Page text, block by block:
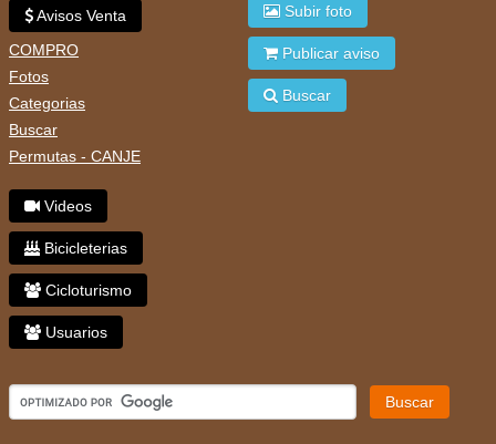
Avisos Venta
COMPRO
Fotos
Categorias
Buscar
Permutas - CANJE
Videos
Bicicleterias
Cicloturismo
Usuarios
Subir foto
Publicar aviso
Buscar
Buscar